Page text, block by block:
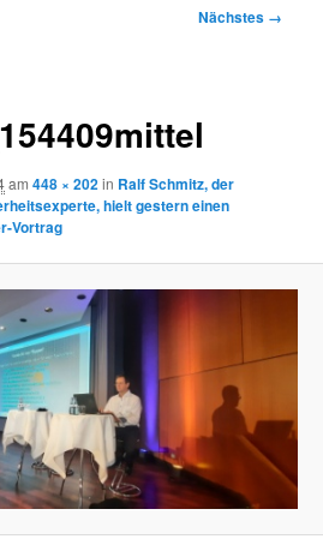
Nächstes →
am448 × 202in Ralf Schmitz, der
hielt gestern einen
Vortrag